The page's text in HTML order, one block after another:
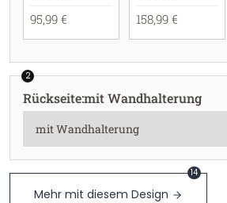
95,99 € 158,99 €
2
Rückseite:mit Wandhalterung
Mehr mit diesem Design
14